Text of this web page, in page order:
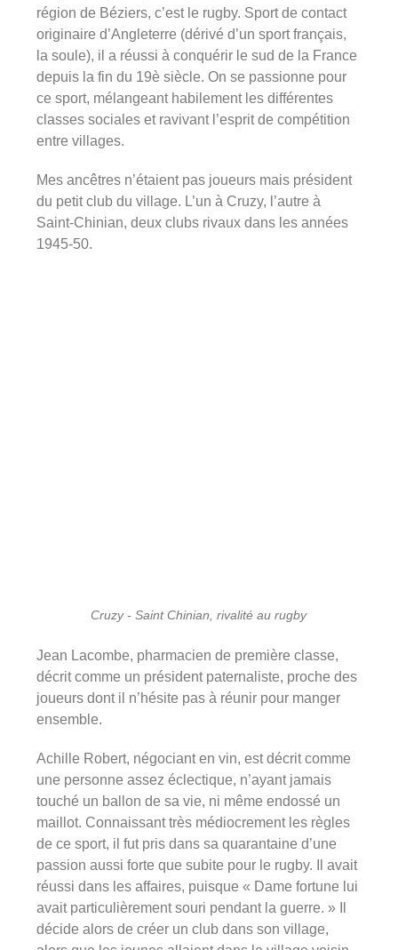
région de Béziers, c’est le rugby. Sport de contact
originaire d’Angleterre (dérivé d’un sport français,
la soule), il a réussi à conquérir le sud de la France
depuis la fin du 19è siècle. On se passionne pour
ce sport, mélangeant habilement les différentes
classes sociales et ravivant l’esprit de compétition
entre villages.
Mes ancêtres n’étaient pas joueurs mais président
du petit club du village. L’un à Cruzy, l’autre à
Saint-Chinian, deux clubs rivaux dans les années
1945-50.
Cruzy - Saint Chinian, rivalité au rugby
Jean Lacombe, pharmacien de première classe,
décrit comme un président paternaliste, proche des
joueurs dont il n’hésite pas à réunir pour manger
ensemble.
Achille Robert, négociant en vin, est décrit comme
une personne assez éclectique, n’ayant jamais
touché un ballon de sa vie, ni même endossé un
maillot. Connaissant très médiocrement les règles
de ce sport, il fut pris dans sa quarantaine d’une
passion aussi forte que subite pour le rugby. Il avait
réussi dans les affaires, puisque « Dame fortune lui
avait particulièrement souri pendant la guerre. » Il
décide alors de créer un club dans son village,